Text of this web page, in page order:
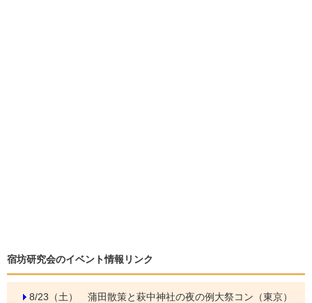
宿坊研究会のイベント情報リンク
8/23（土） 蒲田散策と萩中神社の夜の例大祭コン（東京）